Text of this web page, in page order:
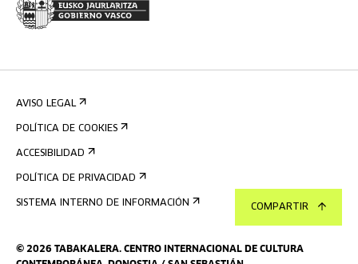
COMPARTIR
© 2026 TABAKALERA. CENTRO INTERNACIONAL DE CULTURA
AVISO LEGAL
POLÍTICA DE COOKIES
ACCESIBILIDAD
POLÍTICA DE PRIVACIDAD
SISTEMA INTERNO DE INFORMACIÓN